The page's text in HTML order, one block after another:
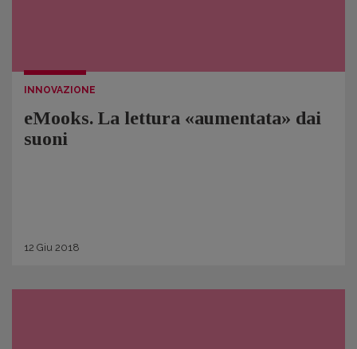
INNOVAZIONE
eMooks. La lettura «aumentata» dai
suoni
12 Giu 2018